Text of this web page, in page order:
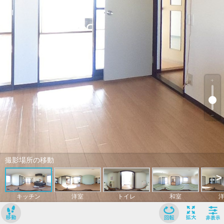
撮影場所の移動
キッチン 洋室 トイレ 和室
>
﹢
﹣